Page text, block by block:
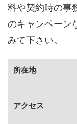
料や契約時の事
のキャンペーン
みて下さい。
所在地
アクセス